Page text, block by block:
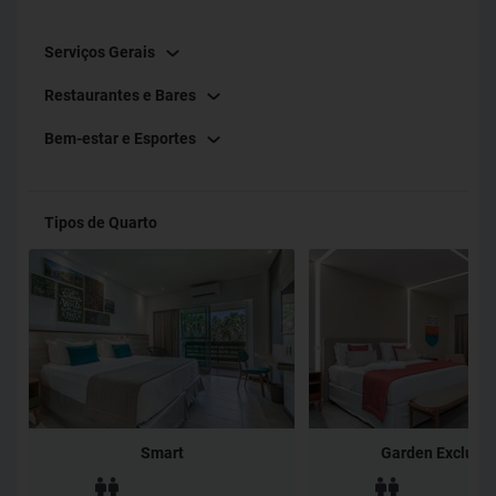
inesquecíveis, já deu pra perceber, hein?
Serviços Gerais
Restaurantes e Bares
Bem-estar e Esportes
Tipos de Quarto
Smart Garden